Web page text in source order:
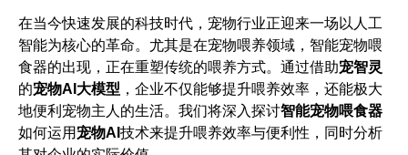
在当今快速发展的科技时代，宠物行业正迎来一场以人工
智能为核心的革命。尤其是在宠物喂养领域，智能宠物喂
食器的出现，正在重塑传统的喂养方式。通过借助宠智灵
的宠物AI大模型 ，企业不仅能够提升喂养效率，还能极大
地便利宠物主人的生活。我们将深入探讨智能宠物喂食器
如何运用 宠物AI 技术来提升喂养效率与便利性，同时分析